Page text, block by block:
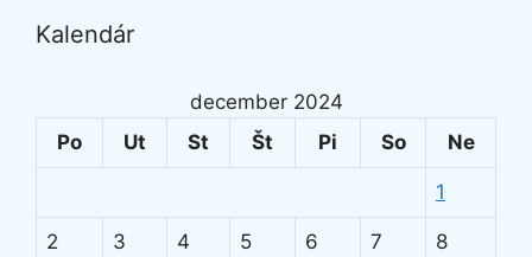
Kalendár
december 2024
Po
Ut St Št Pi So Ne
1
2 3 4 5 6 7 8